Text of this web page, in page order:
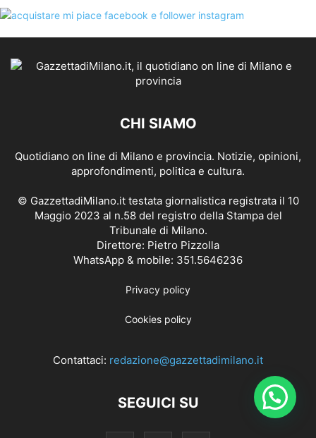
CHI SIAMO
Quotidiano on line di Milano e provincia. Notizie, opinioni,
approfondimenti, politica e cultura.
© GazzettadiMilano.it testata giornalistica registrata il 10
Maggio 2023 al n.58 del registro della Stampa del
Tribunale di Milano.
Direttore: Pietro Pizzolla
WhatsApp & mobile: 351.5646236
Privacy policy
Cookies policy
Contattaci: redazione@gazzettadimilano.it
SEGUICI SU